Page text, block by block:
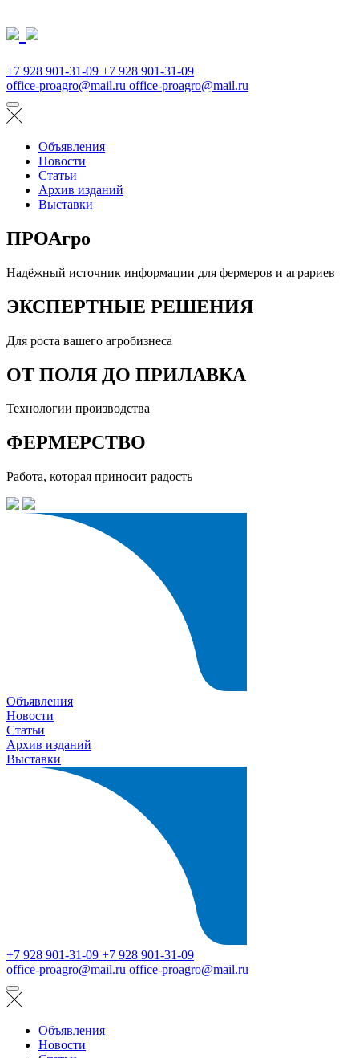
+7 928 901-31-09 +7 928 901-31-09
office-proagro@mail.ru office-proagro@mail.ru
Объявления
Новости
Статьи
Архив изданий
Выставки
ПРОАгро
Надёжный источник информации для фермеров и аграриев
ЭКСПЕРТНЫЕ РЕШЕНИЯ
Для роста вашего агробизнеса
ОТ ПОЛЯ ДО ПРИЛАВКА
Технологии производства
ФЕРМЕРСТВО
Работа, которая приносит радость
Объявления
Новости
Статьи
Архив изданий
Выставки
+7 928 901-31-09 +7 928 901-31-09
office-proagro@mail.ru office-proagro@mail.ru
Объявления
Новости